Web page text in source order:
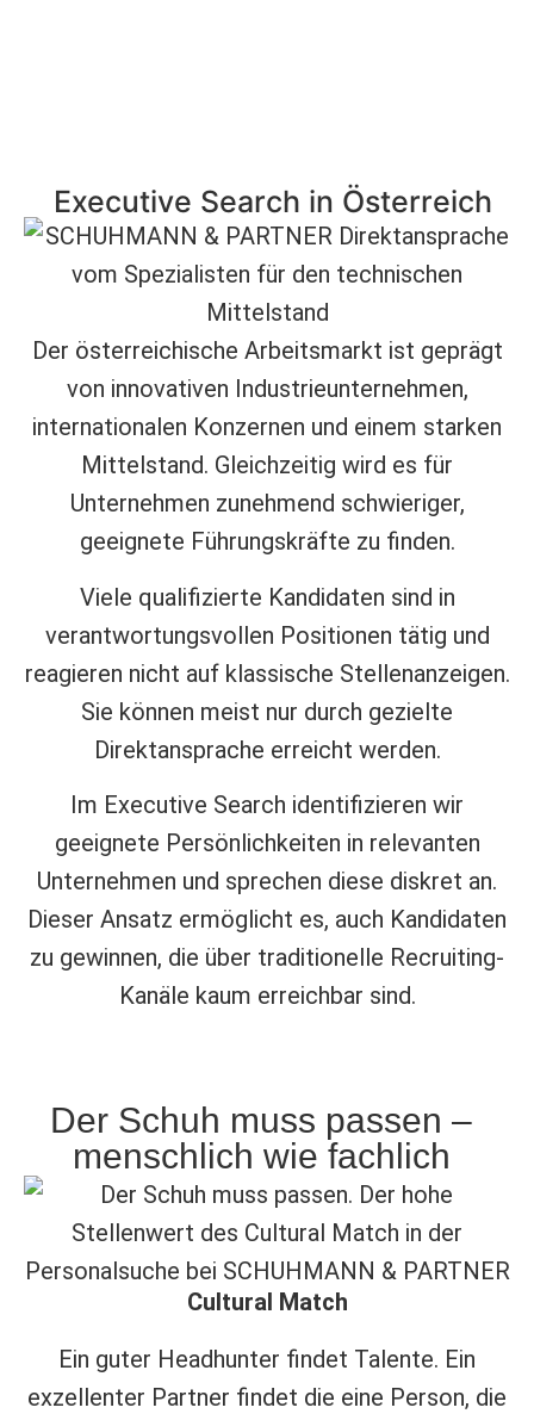
Executive Search in Österreich
Der österreichische Arbeitsmarkt ist geprägt
von innovativen Industrieunternehmen,
internationalen Konzernen und einem starken
Mittelstand. Gleichzeitig wird es für
Unternehmen zunehmend schwieriger,
geeignete Führungskräfte zu finden.
Viele qualifizierte Kandidaten sind in
verantwortungsvollen Positionen tätig und
reagieren nicht auf klassische Stellenanzeigen.
Sie können meist nur durch gezielte
Direktansprache erreicht werden.
Im Executive Search identifizieren wir
geeignete Persönlichkeiten in relevanten
Unternehmen und sprechen diese diskret an.
Dieser Ansatz ermöglicht es, auch Kandidaten
zu gewinnen, die über traditionelle Recruiting-
Kanäle kaum erreichbar sind.
Der Schuh muss passen –
menschlich wie fachlich
Cultural Match
Ein guter Headhunter findet Talente. Ein
exzellenter Partner findet die eine Person, die